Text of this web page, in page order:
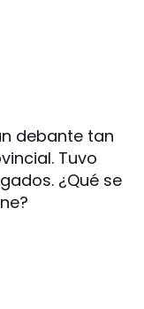
debante tan
Tuvo
¿Qué se